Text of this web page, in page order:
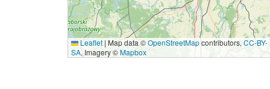
Leaflet | Map data ©OpenStreetMapcontributors,CC-BY-
SA, Imagery ©Mapbox